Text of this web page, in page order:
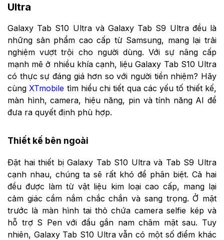
Ultra
Galaxy Tab S10 Ultra và Galaxy Tab S9 Ultra đều là
những sản phẩm cao cấp từ Samsung, mang lại trải
nghiệm vượt trội cho người dùng. Với sự nâng cấp
mạnh mẽ ở nhiều khía cạnh, liệu Galaxy Tab S10 Ultra
có thực sự đáng giá hơn so với người tiền nhiệm? Hãy
cùng XTmobile tìm hiểu chi tiết qua các yếu tố thiết kế,
màn hình, camera, hiệu năng, pin và tính năng AI để
đưa ra quyết định phù hợp.
Thiết kế bên ngoài
Đặt hai thiết bị Galaxy Tab S10 Ultra và Tab S9 Ultra
cạnh nhau, chúng ta sẽ rất khó để phân biệt. Cả hai
đều được làm từ vật liệu kim loại cao cấp, mang lại
cảm giác cầm nắm chắc chắn và sang trọng. Ở mặt
trước là màn hình tai thỏ chứa camera selfie kép và
hỗ trợ S Pen với đầu gắn nam châm mặt sau. Tuy
nhiên, Galaxy Tab S10 Ultra vẫn có một số điểm khác